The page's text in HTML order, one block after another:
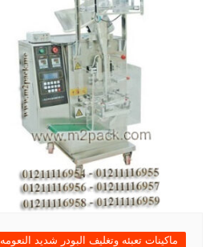
ماكينات تعبئه وتغليف البودر شديد النعومه